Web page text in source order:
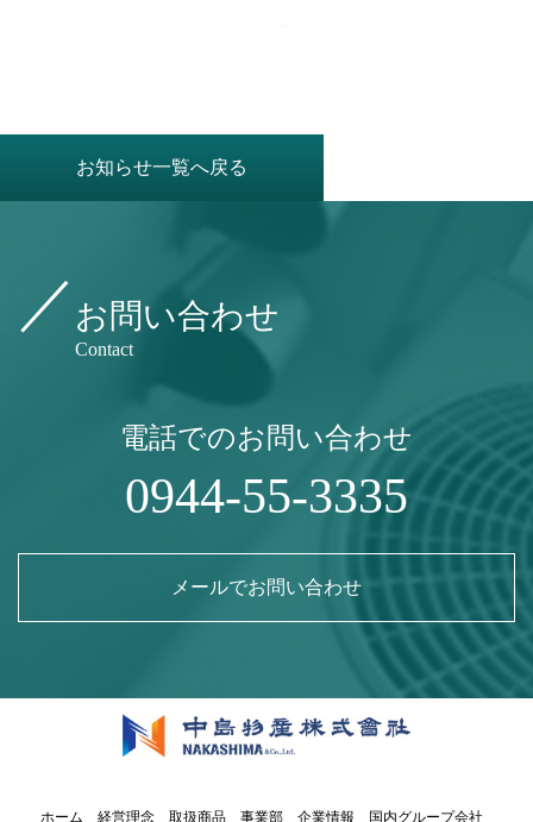
お知らせ一覧へ戻る
お問い合わせ
Contact
電話でのお問い合わせ
0944-55-3335
メールでお問い合わせ
ホーム 経営理念 取扱商品 事業部 企業情報 国内グループ会社